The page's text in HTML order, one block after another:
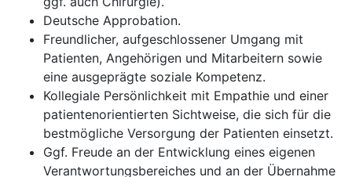
Deutsche Approbation.
Freundlicher, aufgeschlossener Umgang mit
Patienten, Angehörigen und Mitarbeitern sowie
eine ausgeprägte soziale Kompetenz.
Kollegiale Persönlichkeit mit Empathie und einer
patientenorientierten Sichtweise, die sich für die
bestmögliche Versorgung der Patienten einsetzt.
Ggf. Freude an der Entwicklung eines eigenen
Verantwortungsbereiches und an der Übernahme